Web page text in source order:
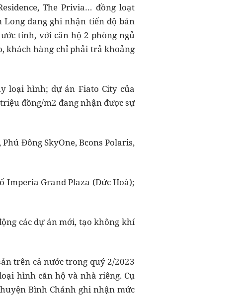
The Privia… đồng loạt
đang ghi nhận tiến độ bán
tính, với căn hộ 2 phòng ngủ
khách hàng chỉ phải trả khoảng
loại hình; dự án Fiato City của
đồng/m2 đang nhận được sự
Đông SkyOne, Bcons Polaris,
Imperia Grand Plaza (Đức Hoà);
các dự án mới, tạo không khí
trên cả nước trong quý 2/2023
hình căn hộ và nhà riêng. Cụ
Bình Chánh ghi nhận mức